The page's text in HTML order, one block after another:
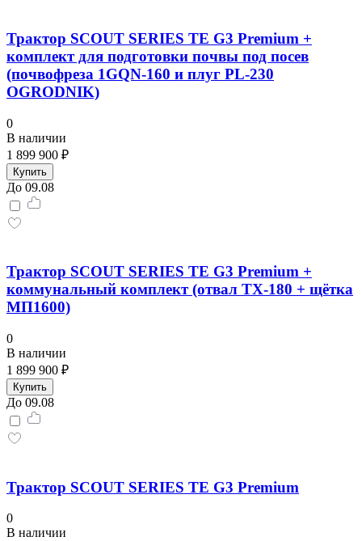
Трактор SCOUT SERIES TE G3 Premium +
комплект для подготовки почвы под посев
(почвофреза 1GQN-160 и плуг PL-230
OGRODNIK)
0
В наличии
1 899 900 ₽
Купить
До 09.08
Трактор SCOUT SERIES TE G3 Premium +
коммунальный комплект (отвал TX-180 + щётка
МП1600)
0
В наличии
1 899 900 ₽
Купить
До 09.08
Трактор SCOUT SERIES TE G3 Premium
0
В наличии